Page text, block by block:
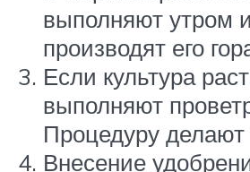
выполняют утром
производят его
Если культура
выполняют
Процедуру
Внесение